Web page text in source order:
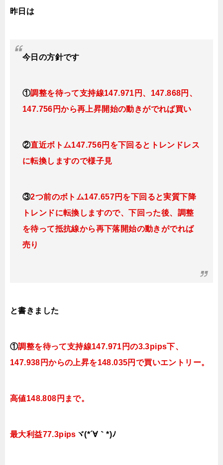
昨日は
今日の方針です
①調整を待って支持線147.971円、147.868円、
147.756円から再上昇開始の動きがでれば買い
②直近ボトム147.756円を下回るとトレンドレス
に転換しますので様子見
③2つ前のボトム147.657円を下回ると実質下降
トレンドに転換し ますので、下回った後、調整
を待って抵抗線から再下落開始の動きがでれば
売り
と書きました
①調整を待って支持線147.971円の3.3pips下、
147.938円からの上昇を148.035円で買いエントリー。
高値148.808円まで。
最大利益77.3pips ヾ(*´∀｀*)ﾉ